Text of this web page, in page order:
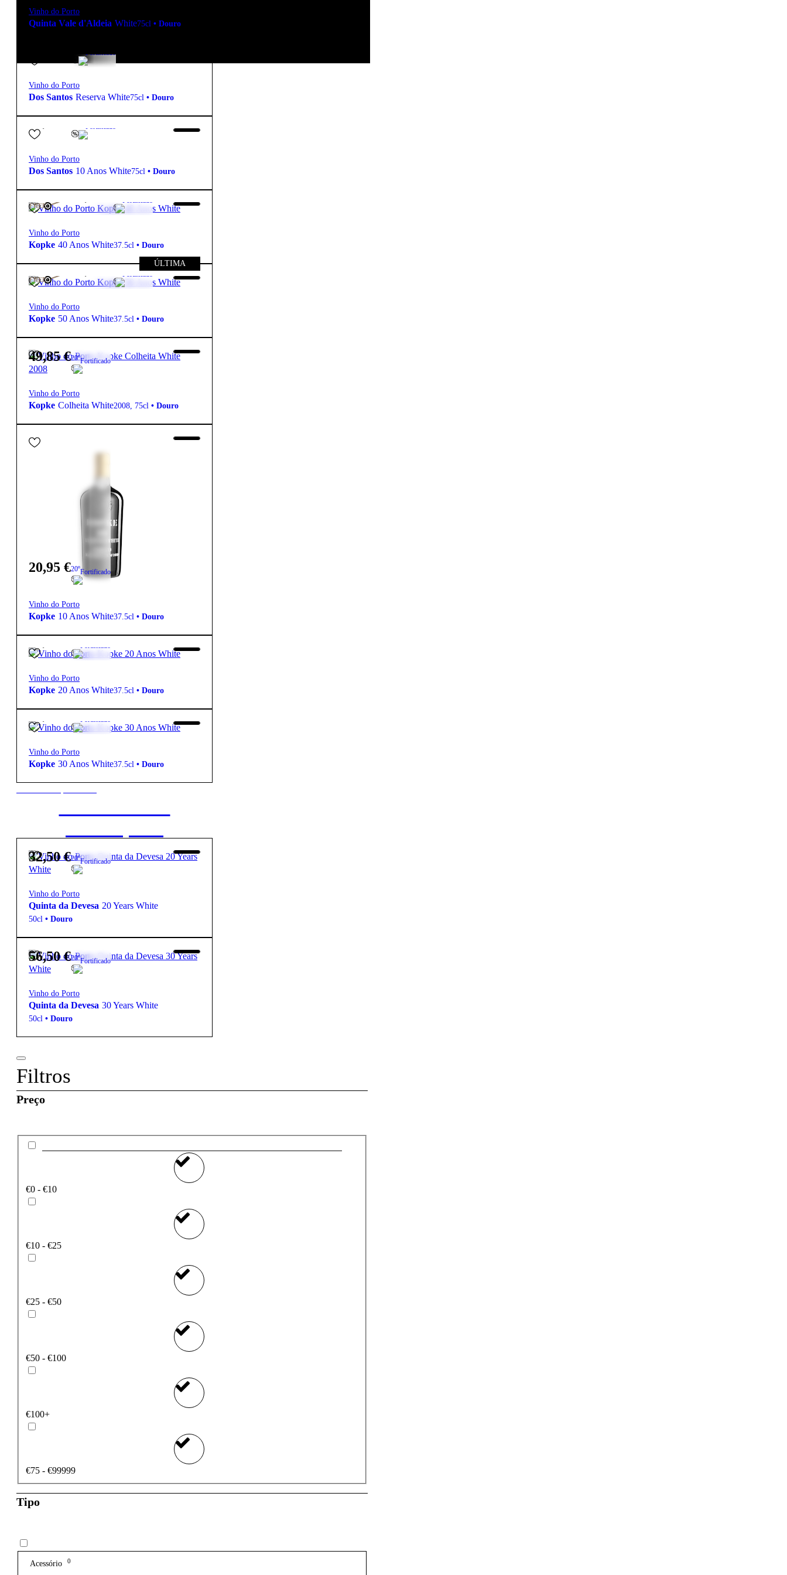
Vinho do Porto
Quinta Vale d'Aldeia White75cl • Douro
Fortificado
Vinho do Porto
Dos Santos Reserva White75cl • Douro
29,80€ Fortificado
Vinho do Porto
Dos Santos 10 Anos White75cl • Douro
FREE
125,00€ Fortificado
Vinho do Porto
Kopke 40 Anos White37.5cl • Douro
ÚLTIMA
FREE
169,50€ Fortificado
Vinho do Porto
Kopke 50 Anos White37.5cl • Douro
49,85€20ºFortificado
Vinho do Porto
Kopke Colheita White2008, 75cl • Douro
20,95 €20ºFortificado
Vinho do Porto
Kopke 10 Anos White37.5cl • Douro
44,00€ Fortificado
Vinho do Porto
Kopke 20 Anos White37.5cl • Douro
79,95€ Fortificado
Vinho do Porto
Kopke 30 Anos White37.5cl • Douro
32,50€20ºFortificado
Vinho do Porto
Quinta da Devesa 20 Years White
50cl • Douro
56,50€20ºFortificado
Vinho do Porto
Quinta da Devesa 30 Years White
50cl • Douro
Filtros
Preço
€0 - €10
€10 - €25
€25 - €50
€50 - €100
€100+
€75 - €99999
Tipo
Acessório 0